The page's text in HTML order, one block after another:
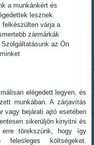
a munkánkért és
lesznek.
felkészülten várja a
zármárkák
az Ön
elégedett legyen, és
munkában. A zárjavítás
vagy bejárati ajtó esetében
sikerüljön kinyitni és
törekszünk, hogy így
költségeket.